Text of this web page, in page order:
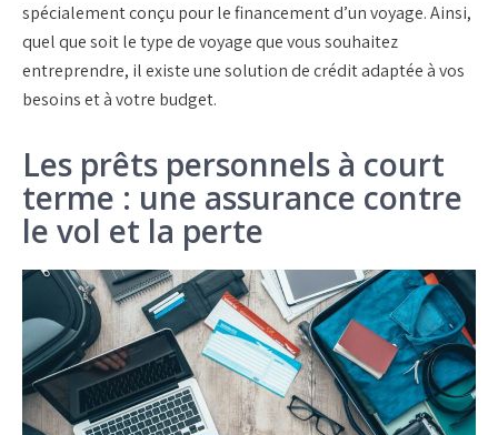
spécialement conçu pour le financement d’un voyage. Ainsi,
quel que soit le type de voyage que vous souhaitez
entreprendre, il existe une solution de crédit adaptée à vos
besoins et à votre budget.
Les prêts personnels à court
terme : une assurance contre
le vol et la perte